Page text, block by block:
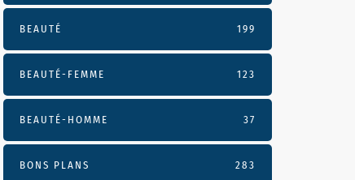
BEAUTÉ 199
BEAUTÉ-FEMME 123
BEAUTÉ-HOMME 37
BONS PLANS 283